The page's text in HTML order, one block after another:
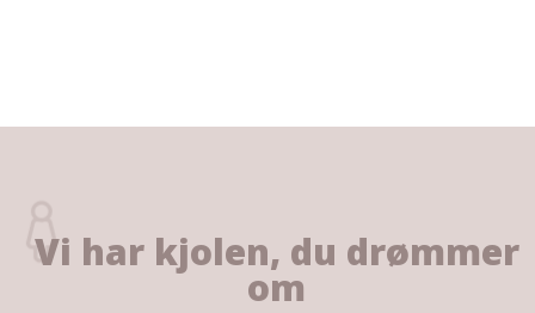
Vi har kjolen, du drømmer
om